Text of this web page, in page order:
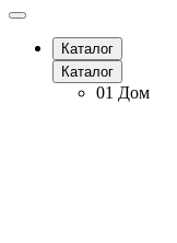
Каталог
Каталог
01 Дом